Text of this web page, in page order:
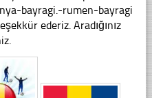
bayragi.-rumen-bayragi
ederiz. Aradığınız